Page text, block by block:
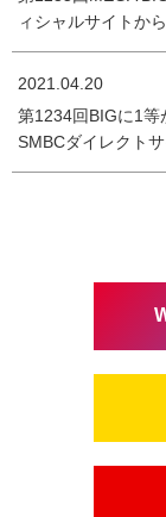
ィシャルサイトか
2021.04.20
第1234回BIGに1等
SMBCダイレクト